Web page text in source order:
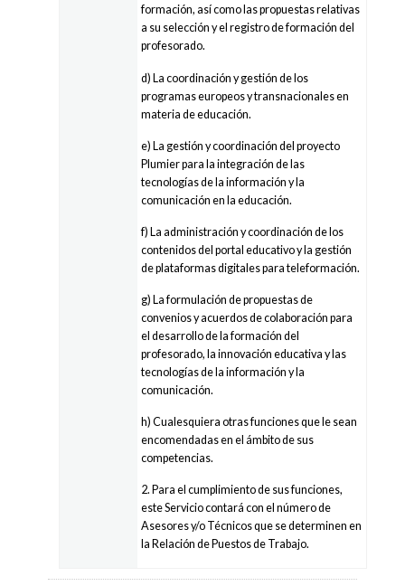
formación, así como las propuestas relativas
a su selección y el registro de formación del
profesorado.
d) La coordinación y gestión de los
programas europeos y transnacionales en
materia de educación.
e) La gestión y coordinación del proyecto
Plumier para la integración de las
tecnologías de la información y la
comunicación en la educación.
f) La administración y coordinación de los
contenidos del portal educativo y la gestión
de plataformas digitales para teleformación.
g) La formulación de propuestas de
convenios y acuerdos de colaboración para
el desarrollo de la formación del
profesorado, la innovación educativa y las
tecnologías de la información y la
comunicación.
h) Cualesquiera otras funciones que le sean
encomendadas en el ámbito de sus
competencias.
2. Para el cumplimiento de sus funciones,
este Servicio contará con el número de
Asesores y/o Técnicos que se determinen en
la Relación de Puestos de Trabajo.